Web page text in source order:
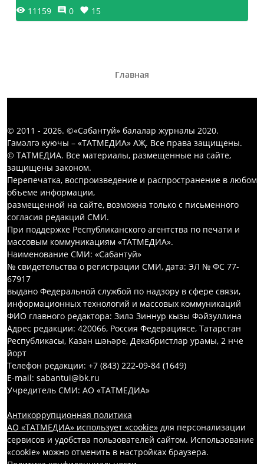
11159 0 15
Главная
© 2011 - 2026. ©«Сабантуй» балалар журналы 2020.
Гамәлгә куючы – «ТАТМЕДИА» АҖ. Все права защищены.
© ТАТМЕДИА. Все материалы, размещенные на сайте,
защищены законом.
Перепечатка, воспроизведение и распространение в любом
объеме информации,
размещенной на сайте, возможна только с письменного
согласия редакций СМИ.
При поддержке Республиканского агентства по печати и
массовым коммуникациям «ТАТМЕДИА».
Наименование СМИ: «Сабантуй»
№ свидетельства о регистрации СМИ, дата: ЭЛ № ФС 77-
67917
выдано Федеральной службой по надзору в сфере связи,
информационных технологий и массовых коммуникаций
ФИО главного редактора: Зилә Зиннур кызы Фәйзуллина
Адрес редакции: 420066, Россия Федерациясе, Татарстан
Республикасы, Казан шәһәре, Декабристлар урамы, 2 нче
йорт
Телефон редакции: +7 (843) 222-09-84 (1649)
E-mail: sabantui@bk.ru
Учредитель СМИ: АО «ТАТМЕДИА»
Антикоррупционная политика
АО «ТАТМЕДИА» использует «cookie» для персонализации
сервисов и удобства пользователей сайтом. Использование
«cookie» можно отменить в настройках браузера.